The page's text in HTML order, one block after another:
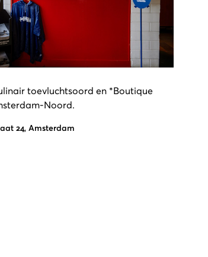
toevluchtsoord en *Boutique
Noord.
24, Amsterdam